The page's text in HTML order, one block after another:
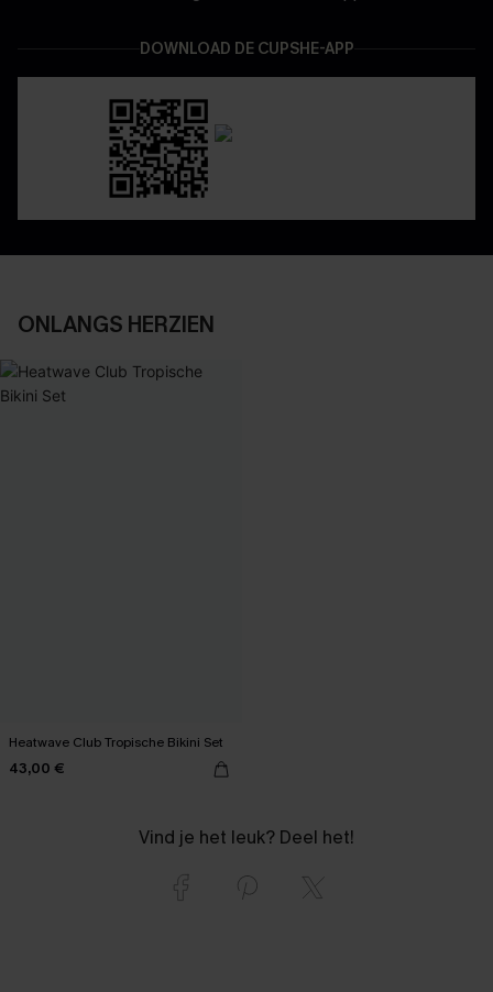
DOWNLOAD DE CUPSHE-APP
ONLANGS HERZIEN
Heatwave Club Tropische Bikini Set
43,00 €
Vind je het leuk? Deel het!